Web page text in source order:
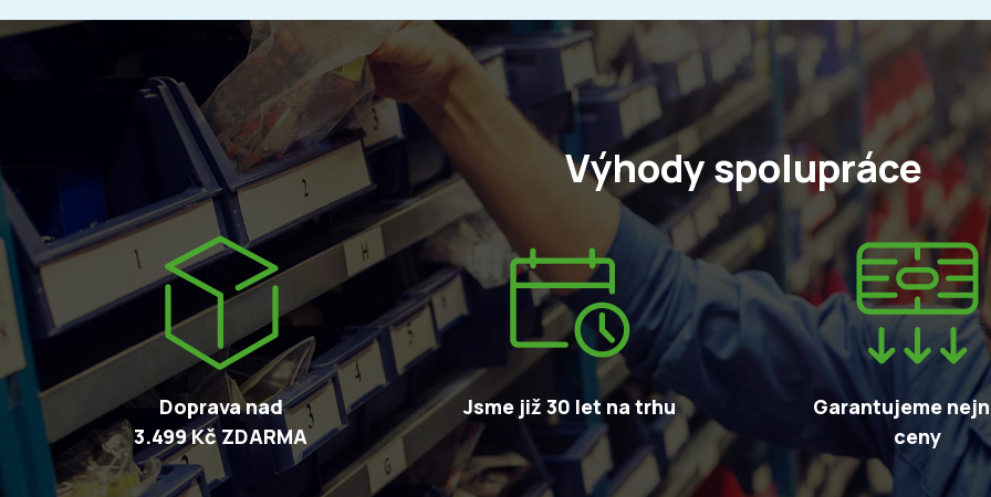
Výhody spolupráce
Doprava nad
3.499 Kč ZDARMA
Jsme již 30 let na trhu
Garantujeme
ceny